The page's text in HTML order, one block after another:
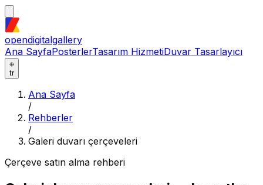
opendigitalgallery
Ana SayfaPosterlerTasarım HizmetiDuvar Tasarlayıcı
tr
Ana Sayfa
/
Rehberler
/
Galeri duvarı çerçeveleri
Çerçeve satın alma rehberi